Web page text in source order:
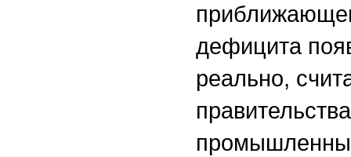
дефицита
реально,